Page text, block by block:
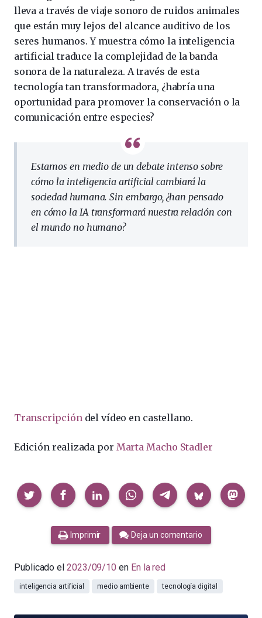
lleva a través de viaje sonoro de ruidos animales
que están muy lejos del alcance auditivo de los
seres humanos. Y muestra cómo la inteligencia
artificial traduce la complejidad de la banda
sonora de la naturaleza. A través de esta
tecnología tan transformadora, ¿habría una
oportunidad para promover la conservación o la
comunicación entre especies?
Estamos en medio de un debate intenso sobre
cómo la inteligencia artificial cambiará la
sociedad humana. Sin embargo, ¿han pensado
en cómo la IA transformará nuestra relación con
el mundo no humano?
Transcripción del vídeo en castellano.
Edición realizada por Marta Macho Stadler
Compartir
Imprimir Deja un comentario
Publicado el 2023/09/10 en En la red
inteligencia artificial medio ambiente tecnología digital